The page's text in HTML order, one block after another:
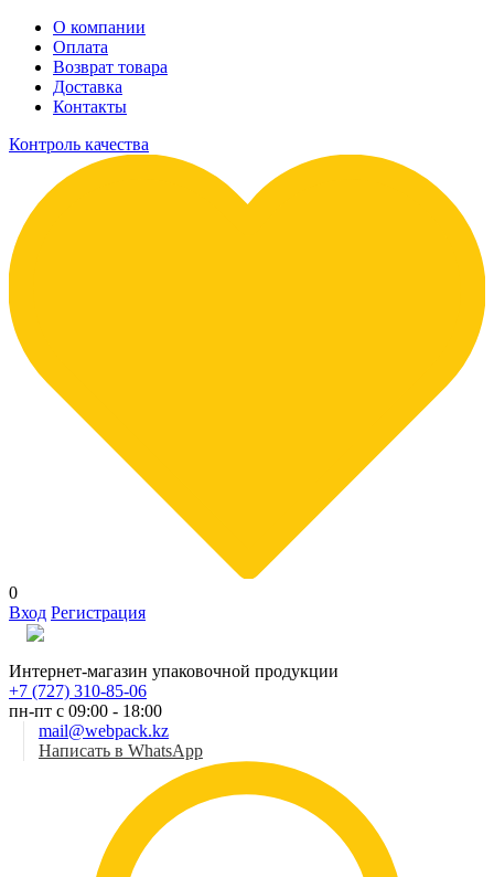
О компании
Оплата
Возврат товара
Доставка
Контакты
Контроль качества
0
Вход Регистрация
Интернет-магазин упаковочной продукции
+7 (727) 310-85-06
пн-пт с 09:00 - 18:00
mail@webpack.kz
Написать в WhatsApp